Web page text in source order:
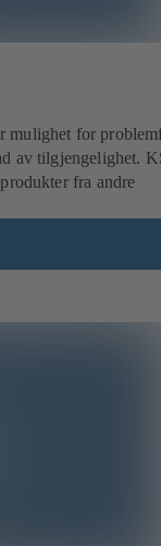
mulighet for
av tilgjengelighet.
fra andre